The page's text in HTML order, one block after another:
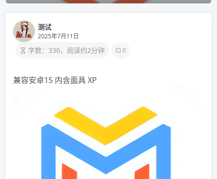
测试
2025年7月11日
字数：336，阅读约2分钟 0
兼容安卓15 内含面具 XP